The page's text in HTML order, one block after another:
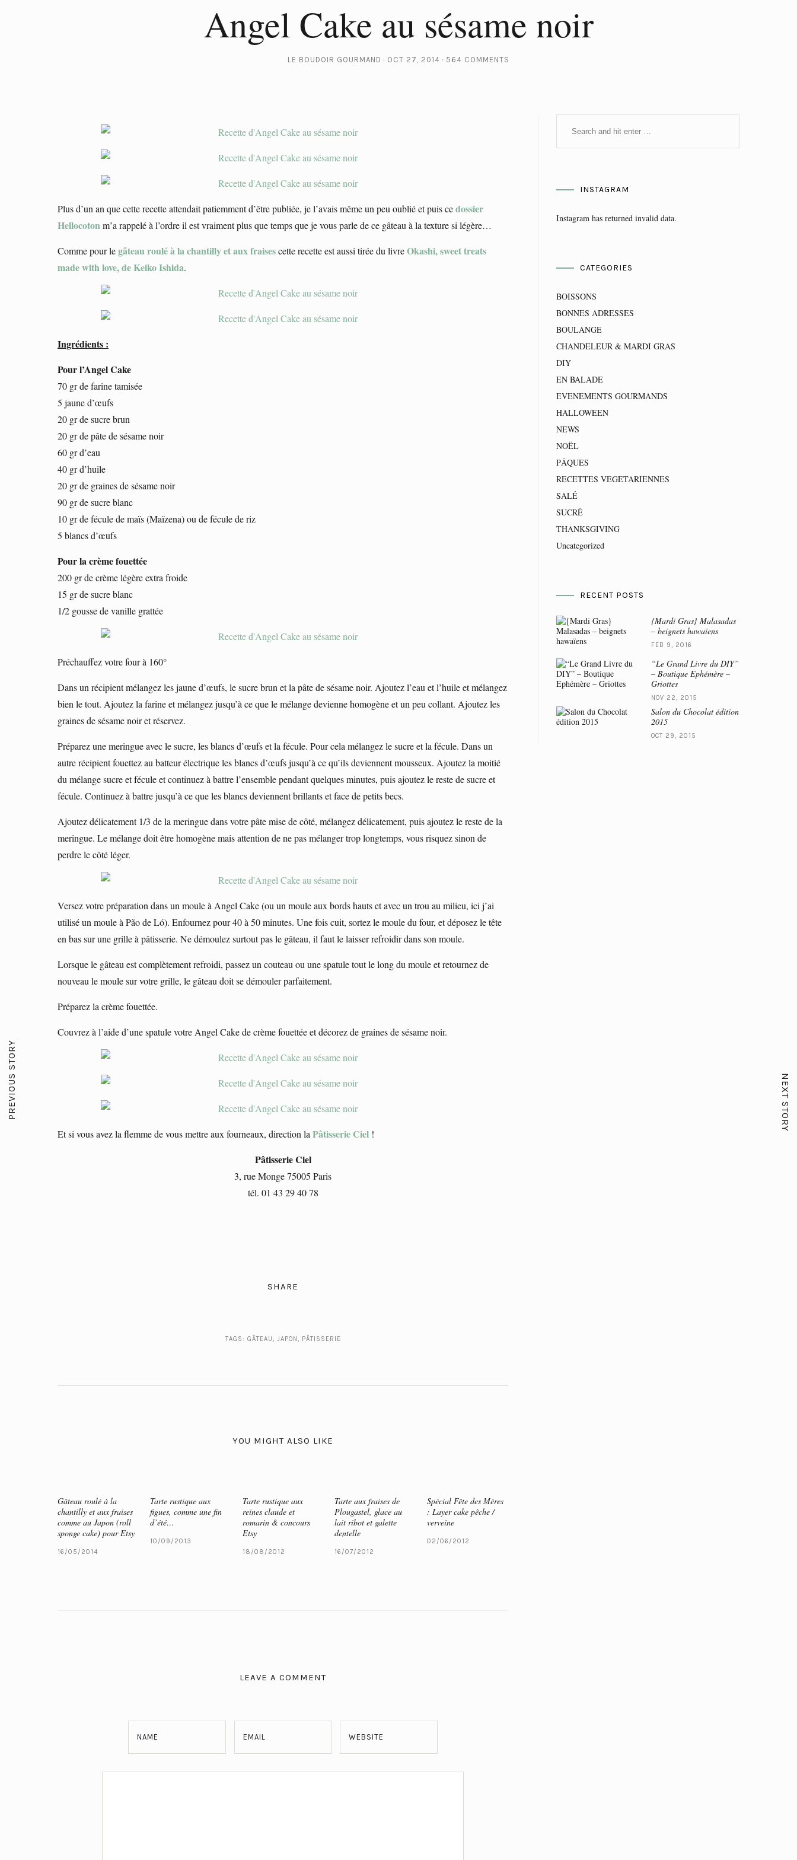
PREVIOUS STORY NEXT STORY
Angel Cake au sésame noir
LE BOUDOIR GOURMAND OCT 27, 2014 564 COMMENTS
Plus d’un an que cette recette attendait patiemment d’être publiée, je l’avais même un peu oublié et puis cedossier
Hellocotonm’a rappelé à l’ordre il est vraiment plus que temps que je vous parle de ce gâteau à la texture si légère…
Comme pour legâteau roulé à la chantilly et aux fraisescette recette est aussi tirée du livreOkashi, sweet treats
made with love, de Keiko Ishida.
Ingrédients :
Pour l’Angel Cake
70 gr de farine tamisée
5 jaune d’œufs
20 gr de sucre brun
20 gr de pâte de sésame noir
60 gr d’eau
40 gr d’huile
20 gr de graines de sésame noir
90 gr de sucre blanc
10 gr de fécule de maïs (Maïzena) ou de fécule de riz
5 blancs d’œufs
Pour la crème fouettée
200 gr de crème légère extra froide
15 gr de sucre blanc
1/2 gousse de vanille grattée
Préchauffez votre four à 160°
Dans un récipient mélangez les jaune d’œufs, le sucre brun et la pâte de sésame noir. Ajoutez l’eau et l’huile et mélangez
bien le tout. Ajoutez la farine et mélangez jusqu’à ce que le mélange devienne homogène et un peu collant. Ajoutez les
graines de sésame noir et réservez.
Préparez une meringue avec le sucre, les blancs d’œufs et la fécule. Pour cela mélangez le sucre et la fécule. Dans un
autre récipient fouettez au batteur électrique les blancs d’œufs jusqu’à ce qu’ils deviennent mousseux. Ajoutez la moitié
du mélange sucre et fécule et continuez à battre l’ensemble pendant quelques minutes, puis ajoutez le reste de sucre et
fécule. Continuez à battre jusqu’à ce que les blancs deviennent brillants et face de petits becs.
Ajoutez délicatement 1/3 de la meringue dans votre pâte mise de côté, mélangez délicatement, puis ajoutez le reste de la
meringue. Le mélange doit être homogène mais attention de ne pas mélanger trop longtemps, vous risquez sinon de
perdre le côté léger.
Versez votre préparation dans un moule à Angel Cake (ou un moule aux bords hauts et avec un trou au milieu, ici j’ai
utilisé un moule à Pão de Ló). Enfournez pour 40 à 50 minutes. Une fois cuit, sortez le moule du four, et déposez le tête
en bas sur une grille à pâtisserie. Ne démoulez surtout pas le gâteau, il faut le laisser refroidir dans son moule.
Lorsque le gâteau est complètement refroidi, passez un couteau ou une spatule tout le long du moule et retournez de
nouveau le moule sur votre grille, le gâteau doit se démouler parfaitement.
Préparez la crème fouettée.
Couvrez à l’aide d’une spatule votre Angel Cake de crème fouettée et décorez de graines de sésame noir.
Et si vous avez la flemme de vous mettre aux fourneaux, direction la Pâtisserie Ciel !
Pâtisserie Ciel
3, rue Monge 75005 Paris
tél. 01 43 29 40 78
SHARE
TAGS: GÂTEAU, JAPON, PÂTISSERIE
YOU MIGHT ALSO LIKE
Gâteau roulé à la
chantilly et aux fraises
comme au Japon (roll
sponge cake) pour Etsy
16/05/2014
Tarte rustique aux
figues, comme une fin
d’été…
10/09/2013
Tarte rustique aux
reines claude et
romarin & concours
Etsy
18/08/2012
Tarte aux fraises de
Plougastel, glace au
lait ribot et galette
dentelle
16/07/2012
Spécial Fête des Mères
: Layer cake pêche /
verveine
02/06/2012
LEAVE A COMMENT
NAME EMAIL WEBSITE
INSTAGRAM
Instagram has returned invalid data.
CATEGORIES
BOISSONS
BONNES ADRESSES
BOULANGE
CHANDELEUR & MARDI GRAS
DIY
EN BALADE
EVENEMENTS GOURMANDS
HALLOWEEN
NEWS
NOËL
PÂQUES
RECETTES VEGETARIENNES
SALÉ
SUCRÉ
THANKSGIVING
Uncategorized
RECENT POSTS
{Mardi Gras} Malasadas
– beignets hawaïens
FEB 9, 2016
“Le Grand Livre du DIY”
– Boutique Ephémère –
Griottes
NOV 22, 2015
Salon du Chocolat édition
2015
OCT 29, 2015